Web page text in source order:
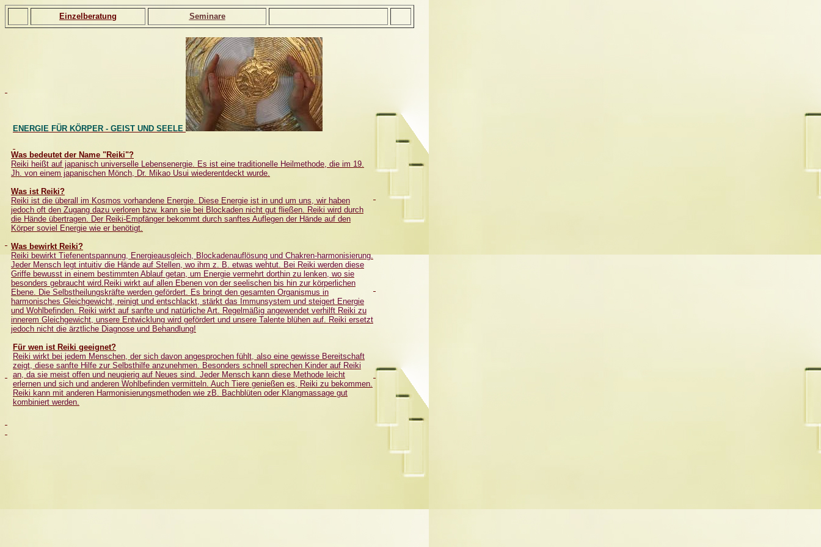
Einzelberatung Seminare
ENERGIE FÜR KÖRPER - GEIST UND SEELE
Was bedeutet der Name "Reiki"?
Reiki heißt auf japanisch universelle Lebensenergie. Es ist eine traditionelle Heilmethode, die im 19.
Jh. von einem japanischen Mönch, Dr. Mikao Usui wiederentdeckt wurde.
Was ist Reiki?
Reiki ist die überall im Kosmos vorhandene Energie. Diese Energie ist in und um uns, wir haben
jedoch oft den Zugang dazu verloren bzw. kann sie bei Blockaden nicht gut fließen. Reiki wird durch
die Hände übertragen. Der Reiki-Empfänger bekommt durch sanftes Auflegen der Hände auf den
Körper soviel Energie wie er benötigt.
Was bewirkt Reiki?
Reiki bewirkt Tiefenentspannung, Energieausgleich, Blockadenauflösung und Chakren-harmonisierung.
Jeder Mensch legt intuitiv die Hände auf Stellen, wo ihm z. B. etwas wehtut. Bei Reiki werden diese
Griffe bewusst in einem bestimmten Ablauf getan, um Energie vermehrt dorthin zu lenken, wo sie
besonders gebraucht wird.Reiki wirkt auf allen Ebenen von der seelischen bis hin zur körperlichen
Ebene. Die Selbstheilungskräfte werden gefördert. Es bringt den gesamten Organismus in
harmonisches Gleichgewicht, reinigt und entschlackt, stärkt das Immunsystem und steigert Energie
und Wohlbefinden. Reiki wirkt auf sanfte und natürliche Art. Regelmäßig angewendet verhilft Reiki zu
innerem Gleichgewicht, unsere Entwicklung wird gefördert und unsere Talente blühen auf. Reiki ersetzt
jedoch nicht die ärztliche Diagnose und Behandlung!
Für wen ist Reiki geeignet?
Reiki wirkt bei jedem Menschen, der sich davon angesprochen fühlt, also eine gewisse Bereitschaft
zeigt, diese sanfte Hilfe zur Selbsthilfe anzunehmen. Besonders schnell sprechen Kinder auf Reiki
an, da sie meist offen und neugierig auf Neues sind. Jeder Mensch kann diese Methode leicht
erlernen und sich und anderen Wohlbefinden vermitteln. Auch Tiere genießen es, Reiki zu bekommen.
Reiki kann mit anderen Harmonisierungsmethoden wie zB. Bachblüten oder Klangmassage gut
kombiniert werden.